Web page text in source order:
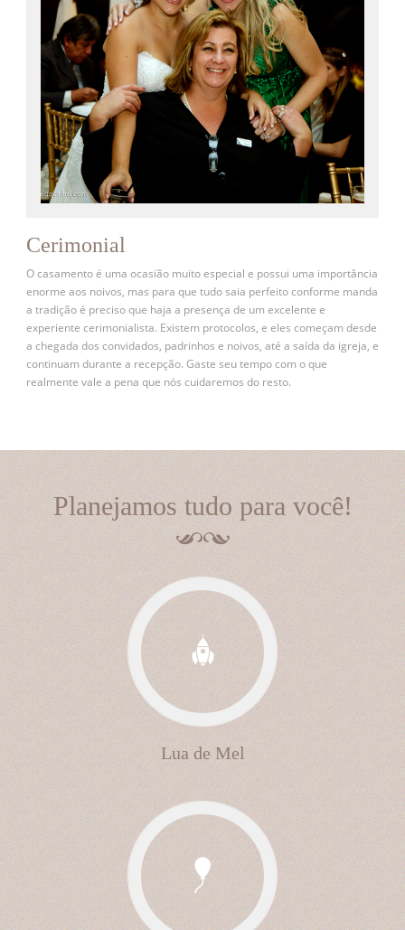
Cerimonial
O casamento é uma ocasião muito especial e possui uma importância
enorme aos noivos, mas para que tudo saia perfeito conforme manda
a tradição é preciso que haja a presença de um excelente e
experiente cerimonialista. Existem protocolos, e eles começam desde
a chegada dos convidados, padrinhos e noivos, até a saída da igreja, e
continuam durante a recepção. Gaste seu tempo com o que
realmente vale a pena que nós cuidaremos do resto.
Planejamos tudo para você!
Lua de Mel